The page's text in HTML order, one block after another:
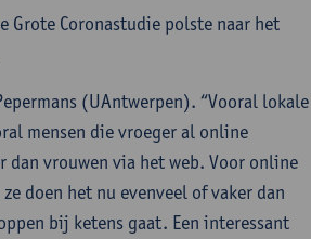
Grote Coronastudie polste naar het
(UAntwerpen). “Vooral lokale
mensen die vroeger al online
dan vrouwen via het web. Voor online
doen het nu evenveel of vaker dan
bij ketens gaat. Een interessant